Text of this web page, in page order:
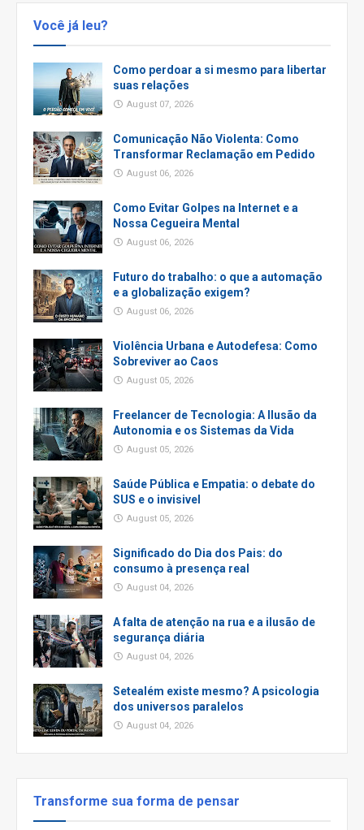
Você já leu?
Como perdoar a si mesmo para libertar
suas relações
August 07, 2026
Comunicação Não Violenta: Como
Transformar Reclamação em Pedido
August 06, 2026
Como Evitar Golpes na Internet e a
Nossa Cegueira Mental
August 06, 2026
Futuro do trabalho: o que a automação
e a globalização exigem?
August 06, 2026
Violência Urbana e Autodefesa: Como
Sobreviver ao Caos
August 05, 2026
Freelancer de Tecnologia: A Ilusão da
Autonomia e os Sistemas da Vida
August 05, 2026
Saúde Pública e Empatia: o debate do
SUS e o invisivel
August 05, 2026
Significado do Dia dos Pais: do
consumo à presença real
August 04, 2026
A falta de atenção na rua e a ilusão de
segurança diária
August 04, 2026
Setealém existe mesmo? A psicologia
dos universos paralelos
August 04, 2026
Transforme sua forma de pensar